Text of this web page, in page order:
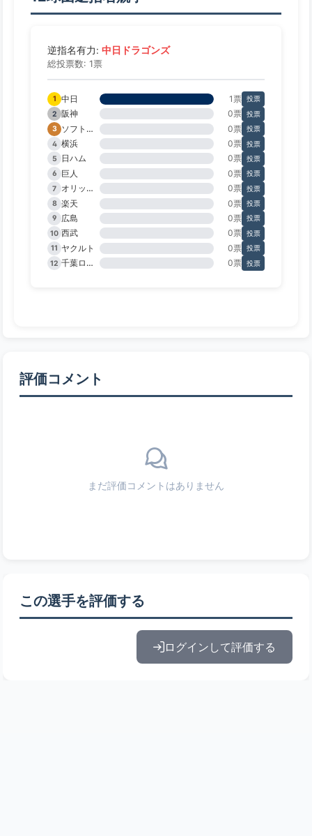
逆指名有力: 中日ドラゴンズ
総投票数: 1票
1 中日 1票 投票
2 阪神 0票 投票
3
ソフトバンク 0票 投票
4 横浜 0票 投票
5
日ハム 0票 投票
6
巨人 0票 投票
7
オリックス 0票 投票
8 楽天 0票 投票
9
広島 0票 投票
10 西武 0票 投票
11 ヤクルト 0票 投票
12
千葉ロッテ 0票 投票
評価コメント
まだ評価コメントはありません
この選手を評価する
ログインして評価する